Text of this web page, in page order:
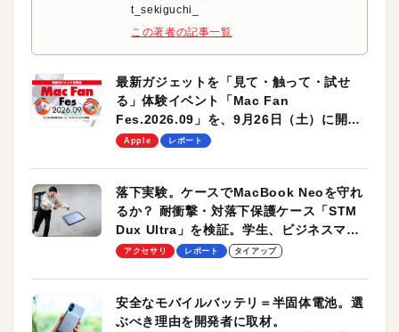
t_sekiguchi_
この著者の記事一覧
最新ガジェットを「見て・触って・試せ
る」体験イベント「Mac Fan
Fes.2026.09」を、9月26日（土）に開催
します！
Apple レポート
落下実験。ケースでMacBook Neoを守れ
るか？ 耐衝撃・対落下保護ケース「STM
Dux Ultra」を検証。学生、ビジネスマン
のモバイルユースに最適！
アクセサリ レポート タイアップ
安全なモバイルバッテリ＝半固体電池。選
ぶべき理由を開発者に取材。